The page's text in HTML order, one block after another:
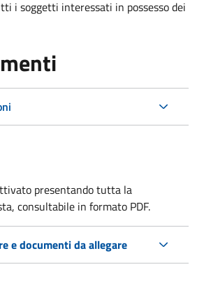
i soggetti interessati in possesso dei
presentando tutta la
consultabile in formato PDF.
e documenti da allegare